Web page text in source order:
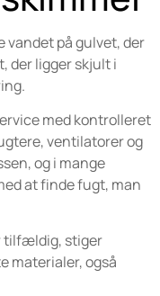
vandet på gulvet, der
der ligger skjult i
med kontrolleret
ventilatorer og
og i mange
at finde fugt, man
tilfældig, stiger
materialer, også